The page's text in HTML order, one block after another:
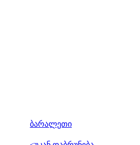
ბარალეთი